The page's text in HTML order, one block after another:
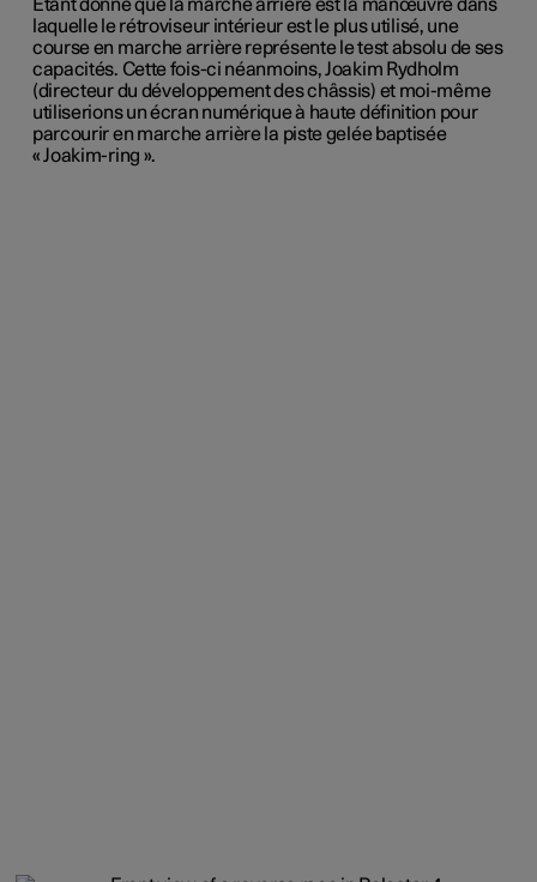
Étant donné que la marche arrière est la manœuvre dans
laquelle le rétroviseur intérieur est le plus utilisé, une
course en marche arrière représente le test absolu de ses
capacités. Cette fois-ci néanmoins, Joakim Rydholm
(directeur du développement des châssis) et moi-même
utiliserions un écran numérique à haute définition pour
parcourir en marche arrière la piste gelée baptisée
« Joakim-ring ».